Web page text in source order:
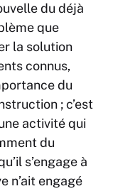
du déjà
que
la solution
connus,
du
; c’est
activité qui
du
s’engage à
n’ait engagé